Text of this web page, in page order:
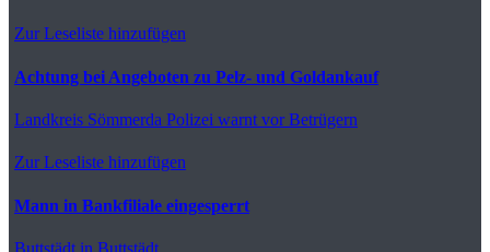
Zur Leseliste hinzufügen
Achtung bei Angeboten zu Pelz- und Goldankauf
Landkreis Sömmerda Polizei warnt vor Betrügern
Zur Leseliste hinzufügen
Mann in Bankfiliale eingesperrt
Buttstädt in Buttstädt